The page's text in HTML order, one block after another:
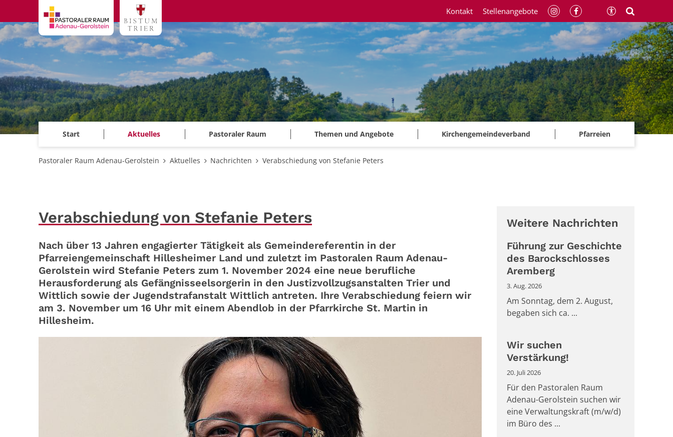
Zum Inhalt springen
Start Aktuelles Pastoraler Raum Themen und Angebote Kirchengemeindeverband Pfarreien
Kontakt Stellenangebote
Pastoraler Raum Adenau-Gerolstein Aktuelles Nachrichten Verabschiedung von Stefanie Peters
Verabschiedung von Stefanie Peters
Nach über 13 Jahren engagierter Tätigkeit als Gemeindereferentin in der
Pfarreiengemeinschaft Hillesheimer Land und zuletzt im Pastoralen Raum Adenau-
Gerolstein wird Stefanie Peters zum 1. November 2024 eine neue berufliche
Herausforderung als Gefängnisseelsorgerin in den Justizvollzugsanstalten Trier und
Wittlich sowie der Jugendstrafanstalt Wittlich antreten. Ihre Verabschiedung feiern wir
am 3. November um 16 Uhr mit einem Abendlob in der Pfarrkirche St. Martin in
Hillesheim.
Weitere Nachrichten
Führung zur Geschichte
des Barockschlosses
Aremberg
3. Aug. 2026
Am Sonntag, dem 2. August,
begaben sich ca. ...
Wir suchen
Verstärkung!
20. Juli 2026
Für den Pastoralen Raum
Adenau-Gerolstein suchen wir
eine Verwaltungskraft (m/w/d)
im Büro des ...